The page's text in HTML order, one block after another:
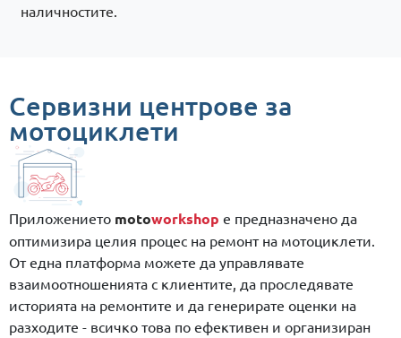
наличностите.
Сервизни центрове за
мотоциклети
Приложението motoworkshop е предназначено да
оптимизира целия процес на ремонт на мотоциклети.
От една платформа можете да управлявате
взаимоотношенията с клиентите, да проследявате
историята на ремонтите и да генерирате оценки на
разходите - всичко това по ефективен и организиран